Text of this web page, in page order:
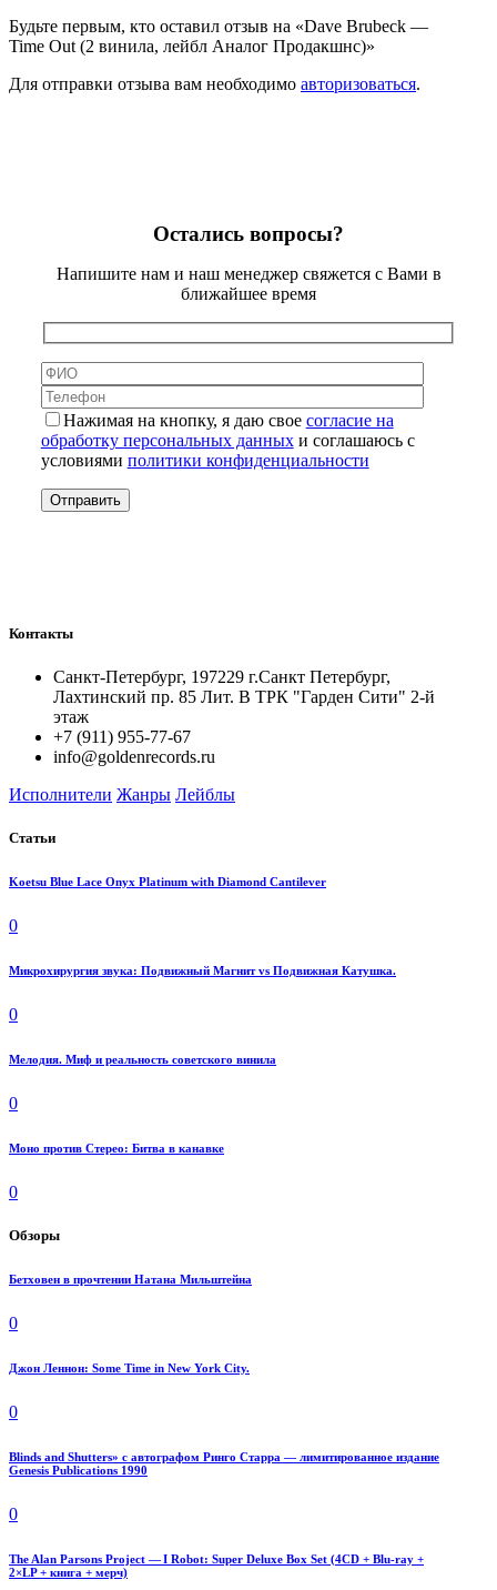
Будьте первым, кто оставил отзыв на «Dave Brubeck —
Time Out (2 винила, лейбл Аналог Продакшнс)»
Для отправки отзыва вам необходимо авторизоваться.
Остались вопросы?
Напишите нам и наш менеджер свяжется с Вами в
ближайшее время
Нажимая на кнопку, я даю свое согласие на
обработку персональных данныхи соглашаюсь с
условиями политики конфиденциальности
Контакты
Санкт-Петербург, 197229 г.Санкт Петербург,
Лахтинский пр. 85 Лит. B ТРК "Гарден Сити" 2-й
этаж
+7 (911) 955-77-67
info@goldenrecords.ru
Исполнители Жанры Лейблы
Статьи
Koetsu Blue Lace Onyx Platinum with Diamond Cantilever
0
Микрохирургия звука: Подвижный Магнит vs Подвижная Катушка.
0
Мелодия. Миф и реальность советского винила
0
Моно против Стерео: Битва в канавке
0
Обзоры
Бетховен в прочтении Натана Мильштейна
0
Джон Леннон: Some Time in New York City.
0
Blinds and Shutters» с автографом Ринго Старра — лимитированное издание
Genesis Publications 1990
0
The Alan Parsons Project — I Robot: Super Deluxe Box Set (4CD + Blu-ray +
2×LP + книга + мерч)